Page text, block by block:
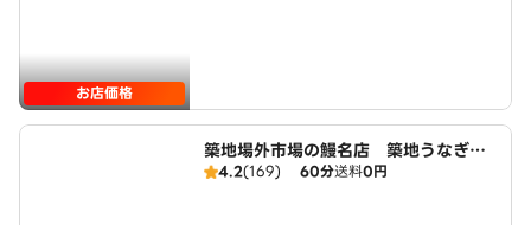
お店価格
築地場外市場の鰻名店 築地うなぎ食
堂 広域１
4.2(169) 60分送料0円